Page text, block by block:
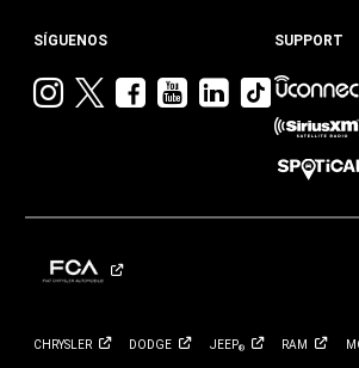
SÍGUENOS
VisitaVisitaVisitaVisita
YouTube
Visita
Jeep
Linkedin
Visita
Jeep
en
TikTok
SUPPORT
CHRYSLER DODGE JEEP® RAM